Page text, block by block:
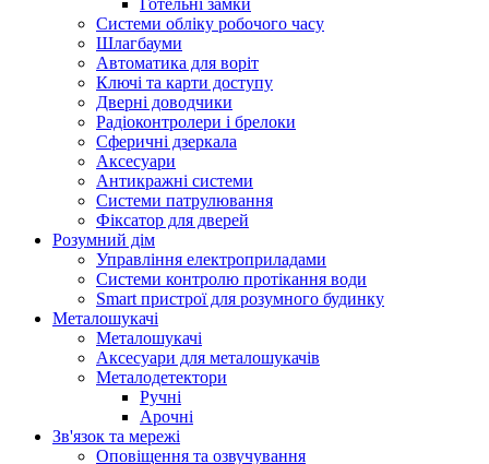
Готельні замки
Системи обліку робочого часу
Шлагбауми
Автоматика для воріт
Ключі та карти доступу
Дверні доводчики
Радіоконтролери і брелоки
Сферичні дзеркала
Аксесуари
Антикражні системи
Системи патрулювання
Фіксатор для дверей
Розумний дім
Управління електроприладами
Системи контролю протікання води
Smart пристрої для розумного будинку
Металошукачі
Металошукачі
Аксесуари для металошукачів
Металодетектори
Ручні
Арочні
Зв'язок та мережі
Оповіщення та озвучування